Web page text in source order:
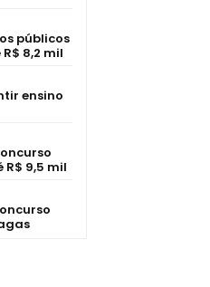
públicos
8,2 mil
ensino
9,5 mil